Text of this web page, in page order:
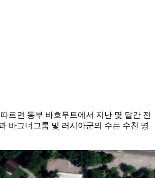
르면 동부 바흐무트에서 지난 몇 달간 전
바그너그룹 및 러시아군의 수는 수천 명